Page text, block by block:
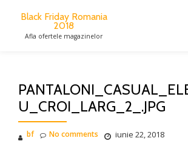
Black Friday Romania
2018
Afla ofertele magazinelor
U_CROI_LARG_2_.JPG
bf iunie 22, 2018
No comments